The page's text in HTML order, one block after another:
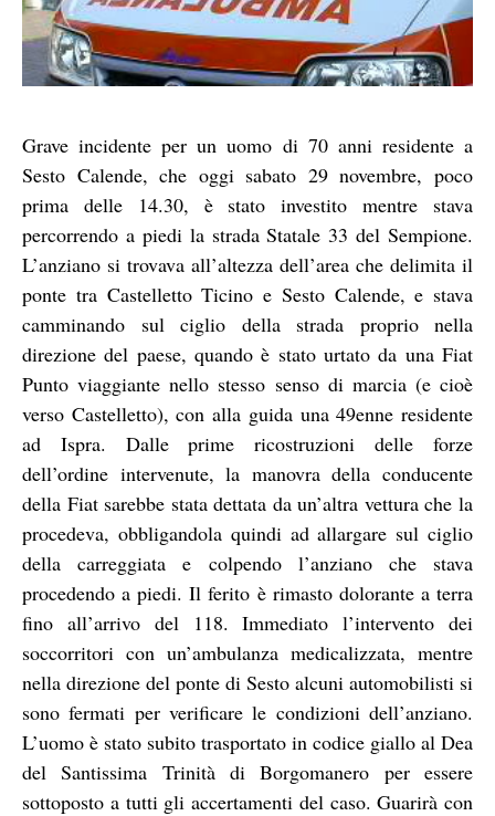
Grave incidente per un uomo di 70 anni residente a
Sesto Calende, che oggi sabato 29 novembre, poco
prima delle 14.30, è stato investito mentre stava
percorrendo a piedi la strada Statale 33 del Sempione.
L’anziano si trovava all’altezza dell’area che delimita il
ponte tra Castelletto Ticino e Sesto Calende, e stava
camminando sul ciglio della strada proprio nella
direzione del paese, quando è stato urtato da una Fiat
Punto viaggiante nello stesso senso di marcia (e cioè
verso Castelletto), con alla guida una 49enne residente
ad Ispra. Dalle prime ricostruzioni delle forze
dell’ordine intervenute, la manovra della conducente
della Fiat sarebbe stata dettata da un’altra vettura che la
procedeva, obbligandola quindi ad allargare sul ciglio
della carreggiata e colpendo l’anziano che stava
procedendo a piedi. Il ferito è rimasto dolorante a terra
fino all’arrivo del 118. Immediato l’intervento dei
soccorritori con un’ambulanza medicalizzata, mentre
nella direzione del ponte di Sesto alcuni automobilisti si
sono fermati per verificare le condizioni dell’anziano.
L’uomo è stato subito trasportato in codice giallo al Dea
del Santissima Trinità di Borgomanero per essere
sottoposto a tutti gli accertamenti del caso. Guarirà con